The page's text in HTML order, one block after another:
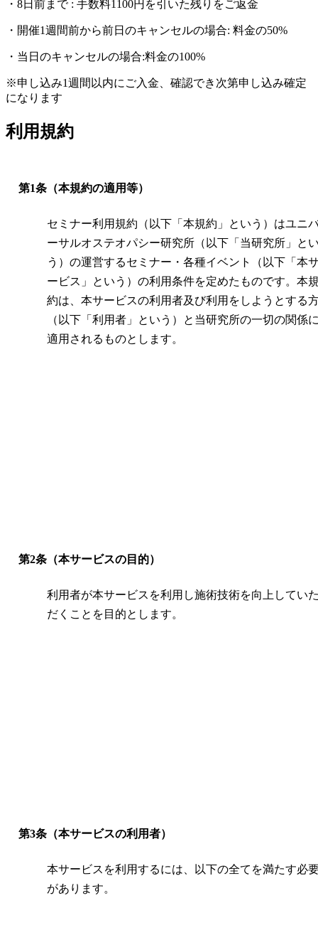
・8日前まで : 手数料1100円を引いた残りをご返金
・開催1週間前から前日のキャンセルの場合: 料金の50%
・当日のキャンセルの場合:料金の100%
※申し込み1週間以内にご入金、確認でき次第申し込み確定
になります
利用規約
第1条（本規約の適用等）
セミナー利用規約（以下「本規約」という）はユニ
ーサルオステオパシー研究所（以下「当研究所」と
う）の運営するセミナー・各種イベント（以下「本
ービス」という）の利用条件を定めたものです。本
約は、本サービスの利用者及び利用をしようとする
（以下「利用者」という）と当研究所の一切の関係
適用されるものとします。
第2条（本サービスの目的）
利用者が本サービスを利用し施術技術を向上してい
だくことを目的とします。
第3条（本サービスの利用者）
本サービスを利用するには、以下の全てを満たす必
があります。